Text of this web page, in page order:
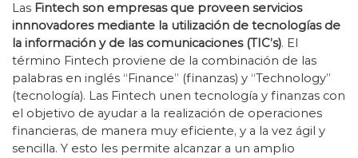
Las Fintech son empresas que proveen servicios
innnovadores mediante la utilización de tecnologías de
la información y de las comunicaciones (TIC’s). El
término Fintech proviene de la combinación de las
palabras en inglés “Finance” (finanzas) y “Technology”
(tecnología). Las Fintech unen tecnología y finanzas con
el objetivo de ayudar a la realización de operaciones
financieras, de manera muy eficiente, y a la vez ágil y
sencilla. Y esto les permite alcanzar a un amplio